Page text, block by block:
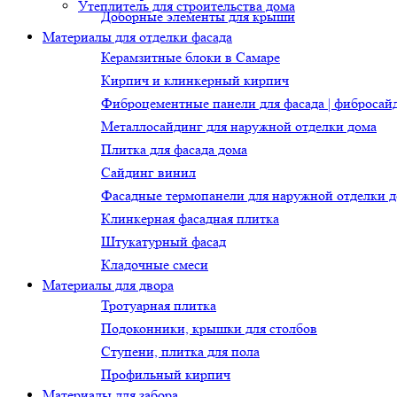
Утеплитель для строительства дома
Доборные элементы для крыши
Материалы для отделки фасада
Керамзитные блоки в Самаре
Кирпич и клинкерный кирпич
Фиброцементные панели для фасада |
Металлосайдинг для наружной отделки дома
Плитка для фасада дома
Сайдинг винил
Фасадные термопанели для наружной отделки
Клинкерная фасадная плитка
Штукатурный фасад
Кладочные смеси
Материалы для двора
Тротуарная плитка
Подоконники, крышки для столбов
Ступени, плитка для пола
Профильный кирпич